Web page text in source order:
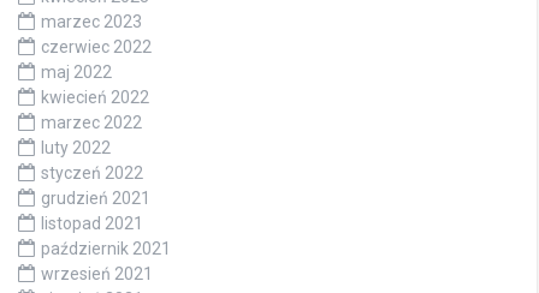
marzec 2023
czerwiec 2022
maj 2022
kwiecień 2022
marzec 2022
luty 2022
styczeń 2022
grudzień 2021
listopad 2021
październik 2021
wrzesień 2021